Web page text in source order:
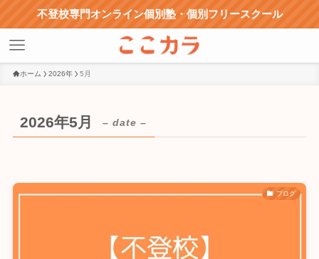
不登校専門オンライン個別塾・個別フリースクール
ホーム 2026年 5月
2026年5月 – date –
ブログ